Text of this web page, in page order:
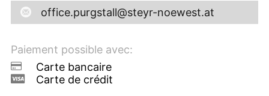
office.purgstall@steyr-noewest.at
Paiement possible avec:
Carte bancaire
Carte de crédit